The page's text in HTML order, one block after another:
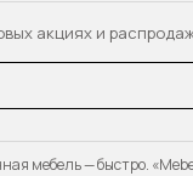
акциях и
мебель — быстро.